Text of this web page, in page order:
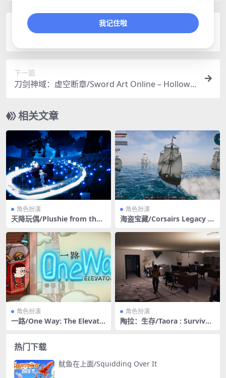
上一篇
et
下一篇
刀剑神域：虚空断章/Sword Art Online – Hollow
相关文章
角色扮演
天降玩偶/Plushie from the
角色扮演
海盗宝藏/Corsairs Legacy –
ttles
角色扮演
一路/One Way: The Elevato
角色扮演
陶拉：生存/Taora : Survival/
热门下载
鱿鱼在上面/Squidding Over It
我记住啦